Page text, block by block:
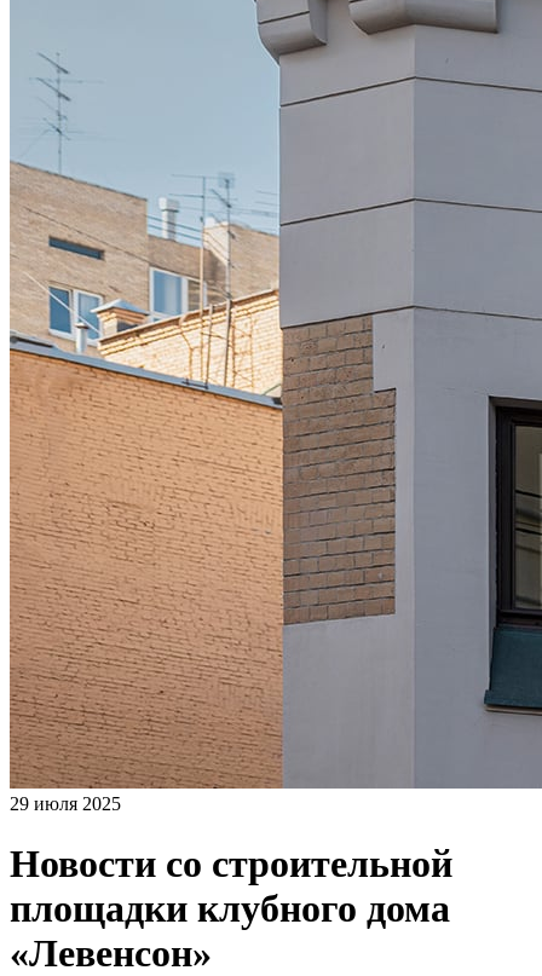
29 июля 2025
Новости со строительной
площадки клубного дома
«Левенсон»